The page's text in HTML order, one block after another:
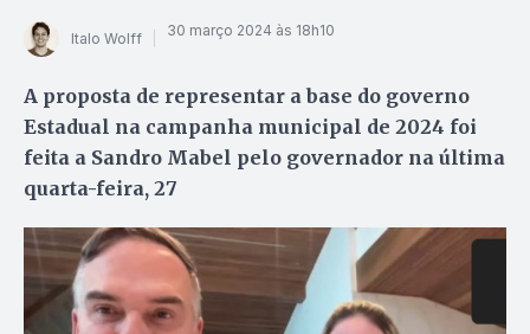
Italo Wolff 30 março 2024 às 18h10
A proposta de representar a base do governo
Estadual na campanha municipal de 2024 foi
feita a Sandro Mabel pelo governador na última
quarta-feira, 27